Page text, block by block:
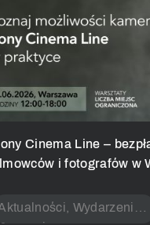
Cinema Line –
i fotografów w
Wydarzenia i